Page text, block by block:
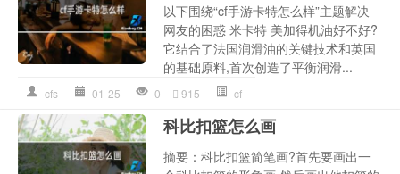
以下围绕“cf手游卡特怎么样”主题解决
网友的困惑 米卡特 美加得机油好不好?
它结合了法国润滑油的关键技术和英国
的基础原料,首次创造了平衡润滑...
cfs 01-25 0 915 cf
科比扣篮怎么画
摘要：科比扣篮简笔画?首先要画出一